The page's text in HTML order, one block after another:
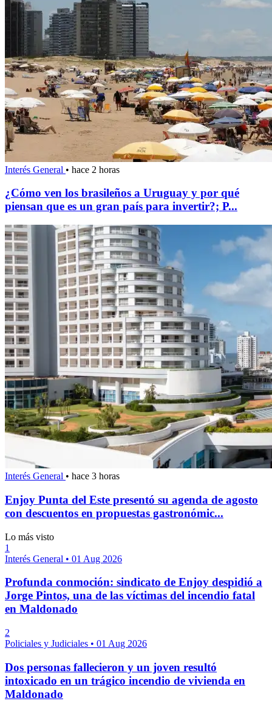
Interés General • hace 2 horas
¿Cómo ven los brasileños a Uruguay y por qué
piensan que es un gran país para invertir?; P...
Interés General • hace 3 horas
Enjoy Punta del Este presentó su agenda de agosto
con descuentos en propuestas gastronómic...
Lo más visto
1
Interés General • 01 Aug 2026
Profunda conmoción: sindicato de Enjoy despidió a
Jorge Pintos, una de las víctimas del incendio fatal
en Maldonado
2
Policiales y Judiciales • 01 Aug 2026
Dos personas fallecieron y un joven resultó
intoxicado en un trágico incendio de vivienda en
Maldonado